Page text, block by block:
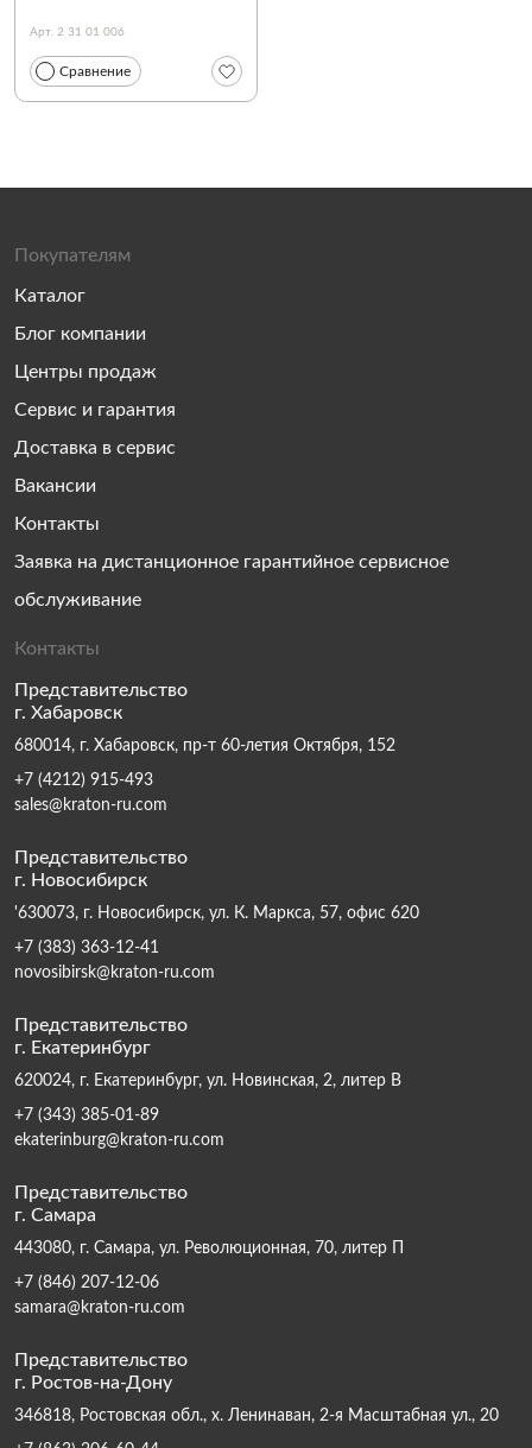
Арт. 2 31 01 006
Сравнение
Покупателям
Каталог
Блог компании
Центры продаж
Сервис и гарантия
Доставка в сервис
Вакансии
Контакты
Заявка на дистанционное гарантийное сервисное
обслуживание
Контакты
Представительство
г. Хабаровск
680014, г. Хабаровск, пр-т 60-летия Октября, 152
+7 (4212) 915-493
sales@kraton-ru.com
Представительство
г. Новосибирск
'630073, г. Новосибирск, ул. К. Маркса, 57, офис 620
+7 (383) 363-12-41
novosibirsk@kraton-ru.com
Представительство
г. Екатеринбург
620024, г. Екатеринбург, ул. Новинская, 2, литер В
+7 (343) 385-01-89
ekaterinburg@kraton-ru.com
Представительство
г. Самара
443080, г. Самара, ул. Революционная, 70, литер П
+7 (846) 207-12-06
samara@kraton-ru.com
Представительство
г. Ростов-на-Дону
346818, Ростовская обл., х. Ленинаван, 2-я Масштабная ул., 20